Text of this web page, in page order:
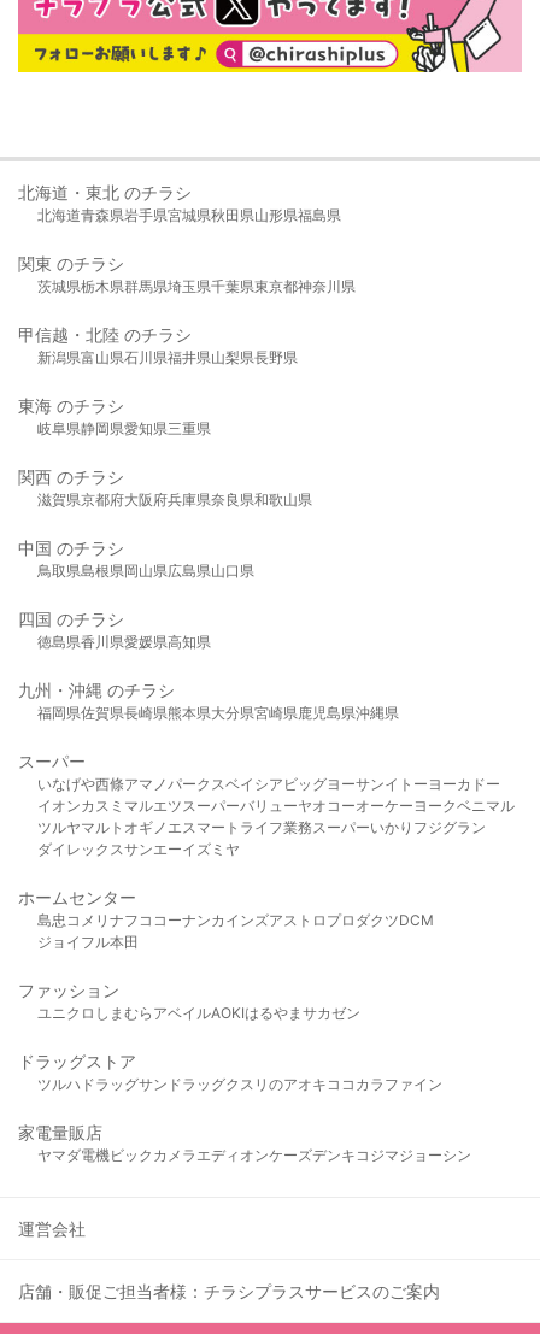
北海道・東北 のチラシ
北海道青森県岩手県宮城県秋田県山形県福島県
関東 のチラシ
茨城県栃木県群馬県埼玉県千葉県東京都神奈川県
甲信越・北陸 のチラシ
新潟県富山県石川県福井県山梨県長野県
東海 のチラシ
岐阜県静岡県愛知県三重県
関西 のチラシ
滋賀県京都府大阪府兵庫県奈良県和歌山県
中国 のチラシ
鳥取県島根県岡山県広島県山口県
四国 のチラシ
徳島県香川県愛媛県高知県
九州・沖縄 のチラシ
福岡県佐賀県長崎県熊本県大分県宮崎県鹿児島県沖縄県
スーパー
いなげや西條アマノパークスベイシア ビッグヨーサンイトーヨーカドー
イオンカスミ マルエツスーパーバリューヤオコーオーケー ヨークベニマル
ツルヤマルト オギノ エスマート ライフ業務スーパーいかり フジグラン
ダイレックスサンエーイズミヤ
ホームセンター
島忠 コメリ ナフコ コーナンカインズアストロプロダクツDCM
ジョイフル本田
ファッション
ユニクロ しまむら アベイルAOKIはるやま サカゼン
ドラッグストア
ツルハドラッグサンドラッグクスリのアオキ ココカラファイン
家電量販店
ヤマダ電機ビックカメラ エディオンケーズデンキ コジマジョーシン
運営会社
店舗・販促ご担当者様：チラシプラスサービスのご案内